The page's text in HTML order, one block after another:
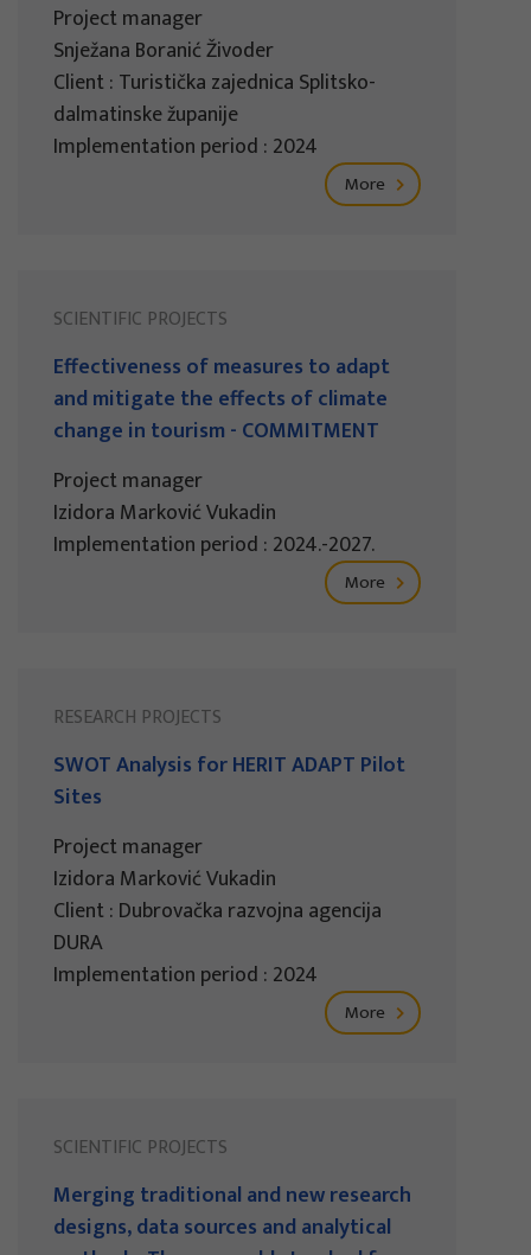
Project manager
Snježana Boranić Živoder
Client : Turistička zajednica Splitsko-
dalmatinske županije
Implementation period : 2024
More
SCIENTIFIC PROJECTS
Effectiveness of measures to adapt
and mitigate the effects of climate
change in tourism - COMMITMENT
Project manager
Izidora Marković Vukadin
Implementation period : 2024.-2027.
More
RESEARCH PROJECTS
SWOT Analysis for HERIT ADAPT Pilot
Sites
Project manager
Izidora Marković Vukadin
Client : Dubrovačka razvojna agencija
DURA
Implementation period : 2024
More
SCIENTIFIC PROJECTS
Merging traditional and new research
designs, data sources and analytical